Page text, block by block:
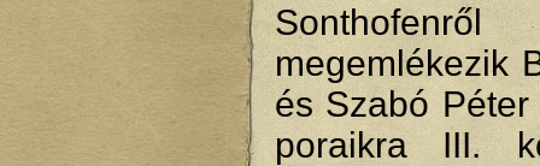
Sonthofenről
megemlékezik
és Szabó
poraikra III.